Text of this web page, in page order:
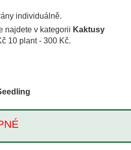
individuálně.
najdete v kategorii Kaktusy
10 plant - 300 Kč.